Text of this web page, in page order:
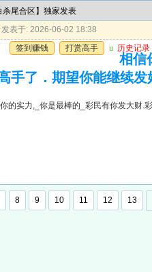
尾合区】独家发表
发表于: 2026-06-02 18:38
签到赚钱
打赏高手 u 历史记录
相信
手了．期望你能继续发
的实力,_你是最棒的_彩民有你发大财.
8 9 10 11 12 13